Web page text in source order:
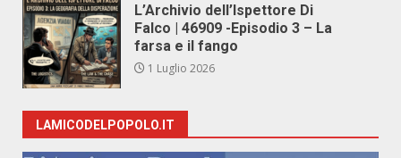
L’Archivio dell’Ispettore Di
Falco | 46909 -Episodio 3 – La
farsa e il fango
1 Luglio 2026
LAMICODELPOPOLO.IT